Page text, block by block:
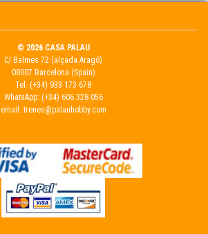
© 2026 CASA PALAU
C/ Balmes 72 (alçada Aragó)
08007 Barcelona (Spain)
Tel. (+34) 933 173 678
WhatsApp: (+34) 606 328 056
email: trenes@palauhobby.com